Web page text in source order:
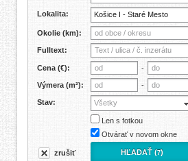
Lokalita:
Okolie (km):
Fulltext:
Cena (€): -
Výmera (m²): -
Stav: Všetky
Len s fotkou
Otvárať v novom okne
zrušiť HĽADAŤ (7)